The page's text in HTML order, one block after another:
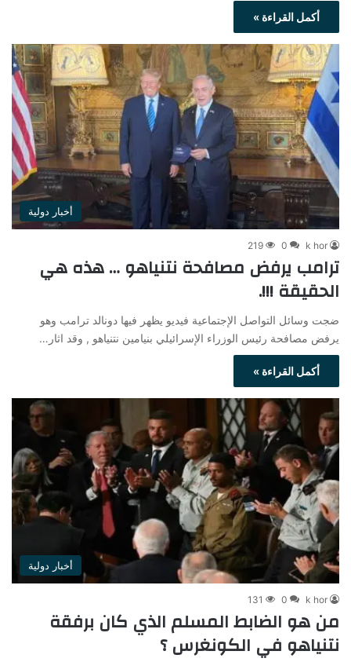
أكمل القراءة »
أخبار دولية
k hor
0
219
ترامب يرفض مصافحة نتنياهو … هذه هي
الحقيقة !!!.
ضجت وسائل التواصل الإجتماعية فيديو يظهر فيها دونالد ترامب وهو
يرفض مصافحة رئيس الوزراء الإسرائيلي بنيامين نتنياهو , وقد اثار…
أكمل القراءة »
أخبار دولية
k hor
0
131
من هو الضابط المسلم الذي كان برفقة
نتنياهو في الكونغرس ؟